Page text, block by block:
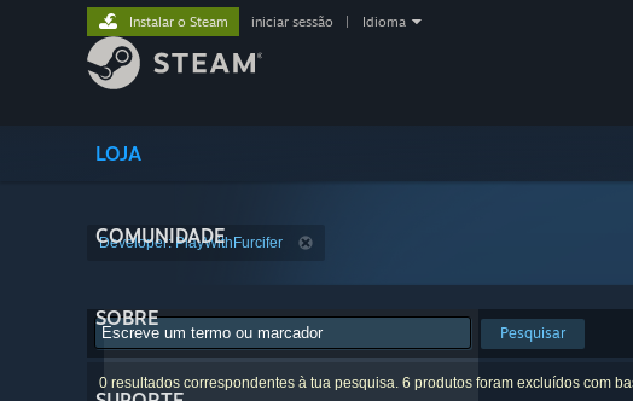
LOJA
COMUNIDADE
SOBRE
Instalar o Steam iniciar sessão Idioma
Developer: PlayWithFurcifer
Pesquisar
0 resultados correspondentes à tua pesquisa. 6 produtos foram excluídos com